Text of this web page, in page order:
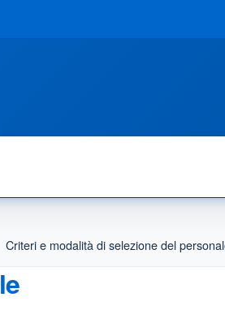
Criteri e modalità di selezione del